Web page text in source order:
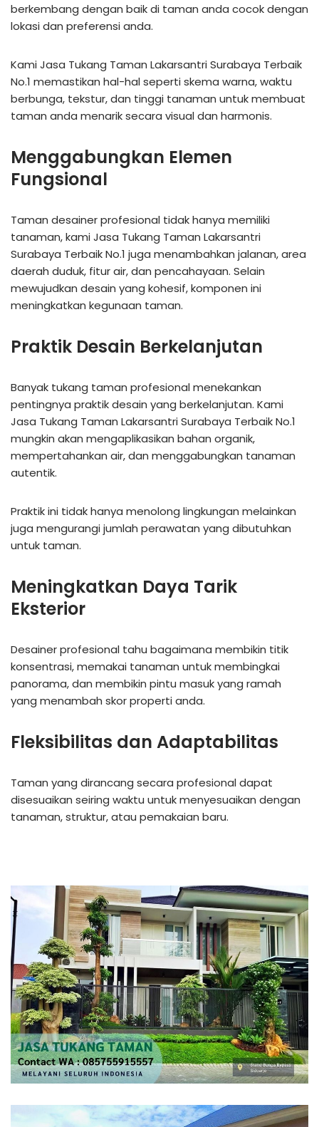
berkembang dengan baik di taman anda cocok dengan
lokasi dan preferensi anda.
Kami Jasa Tukang Taman Lakarsantri Surabaya Terbaik
No.1 memastikan hal-hal seperti skema warna, waktu
berbunga, tekstur, dan tinggi tanaman untuk membuat
taman anda menarik secara visual dan harmonis.
Menggabungkan Elemen
Fungsional
Taman desainer profesional tidak hanya memiliki
tanaman, kami Jasa Tukang Taman Lakarsantri
Surabaya Terbaik No.1 juga menambahkan jalanan, area
daerah duduk, fitur air, dan pencahayaan. Selain
mewujudkan desain yang kohesif, komponen ini
meningkatkan kegunaan taman.
Praktik Desain Berkelanjutan
Banyak tukang taman profesional menekankan
pentingnya praktik desain yang berkelanjutan. Kami
Jasa Tukang Taman Lakarsantri Surabaya Terbaik No.1
mungkin akan mengaplikasikan bahan organik,
mempertahankan air, dan menggabungkan tanaman
autentik.
Praktik ini tidak hanya menolong lingkungan melainkan
juga mengurangi jumlah perawatan yang dibutuhkan
untuk taman.
Meningkatkan Daya Tarik
Eksterior
Desainer profesional tahu bagaimana membikin titik
konsentrasi, memakai tanaman untuk membingkai
panorama, dan membikin pintu masuk yang ramah
yang menambah skor properti anda.
Fleksibilitas dan Adaptabilitas
Taman yang dirancang secara profesional dapat
disesuaikan seiring waktu untuk menyesuaikan dengan
tanaman, struktur, atau pemakaian baru.